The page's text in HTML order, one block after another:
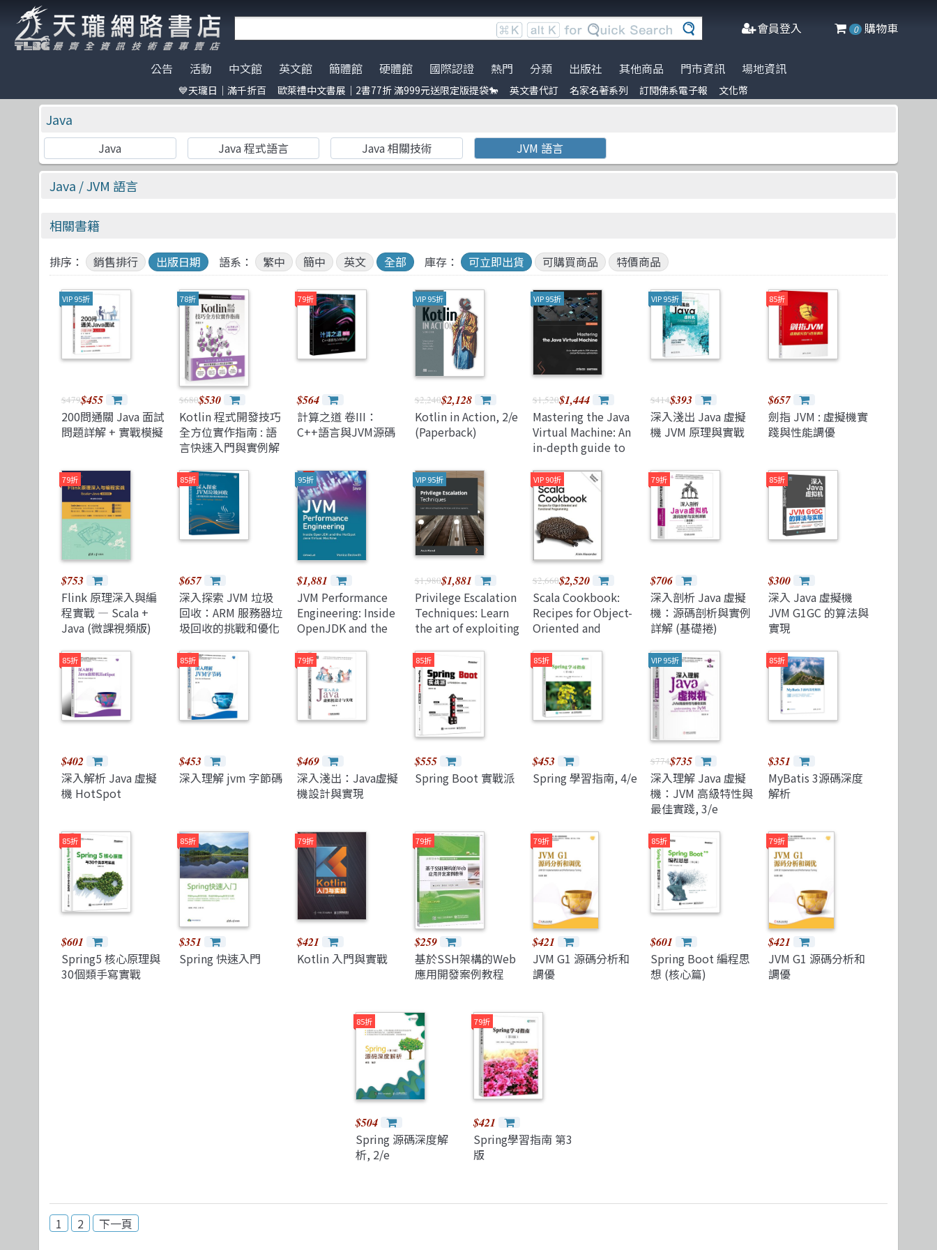
會員登入 0 購物車
公告
天瓏門市春節營業公告
門市營業客服時間調整 到店取貨新功能上線
※進口書籍到貨延誤公告※
※電子發票使用說明※
活動
天瓏日｜滿千折百
歐萊禮中文書展｜2書77折 滿999元送限定
服務｜代訂英文書
名家名著系列
中文館 英文館 簡體館 硬體館 國際認證
熱門
AI Coding
ChatGPT Python
Agile Software
Machine Learning
影像辨識 Image-recognition Penetration-test
Prompt Engineering
Engineer self-growth
Computer Vision
Unit Test 單元測試 Refactoring
Reinforcement
程式交易 Trading
Data-visualization
TDD 測試導向開發
Java 程式語言
Microservices 微服務
遊戲引擎 Game-engine Raspberry Pi Version Control
分類
全部分類
Data Science 電子電路電機類
人工智慧
嵌入式系統
職涯發展 前端開發
網站開發
遊戲開發設計
Adobe 軟體應用
Office 系列 Java
區塊鏈與金融科技
商業管理類
視覺影音設計
製圖軟體應用
出版社
碁峰資訊
旗標 全華圖書
博碩
歐萊禮
A K Peters Academic Press
Adobe Press
MicroSoft
Springer
Morgan & Claypool 經緯文化
高思數位網路
其他商品
電子開發板
特價書籍 暢銷外文書
阿喵周邊商品
HITCON
Make 國際中文版
機器人雜誌 ROBOCON Magazine 創客‧自造者工作坊
門市資訊 場地資訊
💙天瓏日｜滿千折百 歐萊禮中文書展｜2書77折 滿999元送限定版提袋🐎 英文書代訂 名家名著系列 訂閱佛系電子報 文化幣
Java
Java Java 程式語言 Java 相關技術 JVM 語言
Java / JVM 語言
相關書籍
排序： 銷售排行 出版日期 語系： 繁中 簡中 英文 全部 庫存： 可立即出貨 可購買商品 特價商品
VIP 95折
$479$455
200問通關 Java 面試
問題詳解 + 實戰模擬
78折
$680$530
Kotlin 程式開發技巧
全方位實作指南 : 語
言快速入門與實例解
79折
$564
計算之道 卷III：
C++語言與JVM源碼
VIP 95折
$2,240$2,128
Kotlin in Action, 2/e
(Paperback)
VIP 95折
$1,520$1,444
Mastering the Java
Virtual Machine: An
in-depth guide to
performance
optimization
VIP 95折
$414$393
深入淺出 Java 虛擬
機 JVM 原理與實戰
85折
$657
劍指 JVM : 虛擬機實
踐與性能調優
79折
$753
Flink 原理深入與編
程實戰 — Scala +
Java (微課視頻版)
85折
$657
深入探索 JVM 垃圾
回收：ARM 服務器垃
圾回收的挑戰和優化
95折
$1,881
JVM Performance
Engineering: Inside
OpenJDK and the
Virtual Machine
(Paperback)
VIP 95折
$1,980$1,881
Privilege Escalation
Techniques: Learn
the art of exploiting
systems
(Paperback)
VIP 90折
$2,660$2,520
Scala Cookbook:
Recipes for Object-
Oriented and
Programming
79折
$706
深入剖析 Java 虛擬
機：源碼剖析與實例
詳解 (基礎捲)
85折
$300
深入 Java 虛擬機
JVM G1GC 的算法與
實現
85折
$402
深入解析 Java 虛擬
機 HotSpot
85折
$453
深入理解 jvm 字節碼
79折
$469
深入淺出：Java虛擬
機設計與實現
85折
$555
Spring Boot 實戰派
85折
$453
Spring 學習指南, 4/e
VIP 95折
$774$735
深入理解 Java 虛擬
機：JVM 高級特性與
最佳實踐, 3/e
85折
$351
MyBatis 3源碼深度
解析
85折
$601
Spring5 核心原理與
30個類手寫實戰
85折
$351
Spring 快速入門
79折
$421
Kotlin 入門與實戰
79折
$259
基於SSH架構的Web
應用開發案例教程
79折
$421
JVM G1 源碼分析和
調優
85折
$601
Spring Boot 編程思
想 (核心篇)
79折
$421
JVM G1 源碼分析和
調優
85折
$504
Spring 源碼深度解
析, 2/e
79折
$421
Spring學習指南 第3
版
1 2 下一頁